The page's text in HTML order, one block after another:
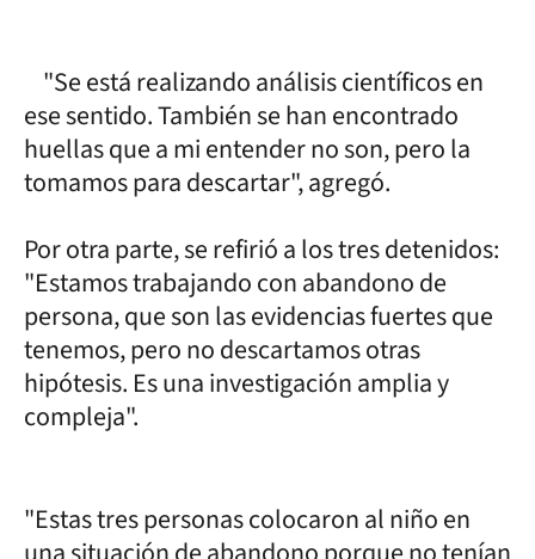
"Se está realizando análisis científicos en
ese sentido. También se han encontrado
huellas que a mi entender no son, pero la
tomamos para descartar", agregó.
Por otra parte, se refirió a los tres detenidos:
"Estamos trabajando con abandono de
persona, que son las evidencias fuertes que
tenemos, pero no descartamos otras
hipótesis. Es una investigación amplia y
compleja".
"Estas tres personas colocaron al niño en